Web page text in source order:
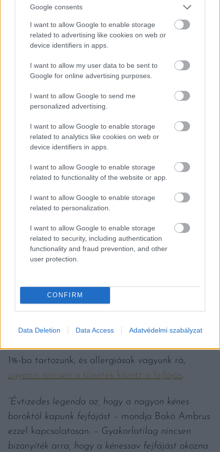
Google consents
I want to allow Google to enable storage
related to advertising like cookies on web or
device identifiers in apps.
I want to allow my user data to be sent to
Google for online advertising purposes.
I want to allow Google to send me
personalized advertising.
I want to allow Google to enable storage
related to analytics like cookies on web or
device identifiers in apps.
I want to allow Google to enable storage
related to functionality of the website or app.
I want to allow Google to enable storage
related to personalization.
I want to allow Google to enable storage
related to security, including authentication
functionality and fraud prevention, and other
user protection.
CONFIRM
Data Deletion Data Access Adatvédelmi szabályzat
A KÉN NEM MODERNKORI
VÍVMÁNY
A kén használata nem 21. századi hóbort, már az
gyertyákkal fertőtlenítették a boros edényeiket
(amfóráikat). Ezt váltotta fel magának a
kénessavnak a használata a 20. század elején.
jutottak, hogy a populáció mintegy 1 százaléka
allergiás a kénre. Ez a mutató az asztmások
között 5-10% is lehet. A boros ismeretek origója,
a WineFolly is foglalkozott a szulfitok
kérdéskörével. Arányosítva rangsorolta is, hogy
mi minden tartalmazza még a boron kívül. Akit
érdekel ez az ábra,
aszalt gyümölcsök nassolásával mennyivel több
ként juttatunk a szervezetünkbe, mint akárcsak
konvencionális. Mégsem fáj az aszalványoktól a
fejünk. Akkor sem, ha a populáció szerencsétlen
1%-ba tartozunk, és allergiásak vagyunk rá,
ugyanis nincsen a tünetek között a fejfájás.
“Évtizedes legenda az, hogy a nagyon kénes
boroktól kapunk fejfájást – mondja Bakó Ambrus
ezzel kapcsolatosan. – Gyakorlatilag nincsen
bizonyíték arra, hogy a kénessav fejfájást okozna